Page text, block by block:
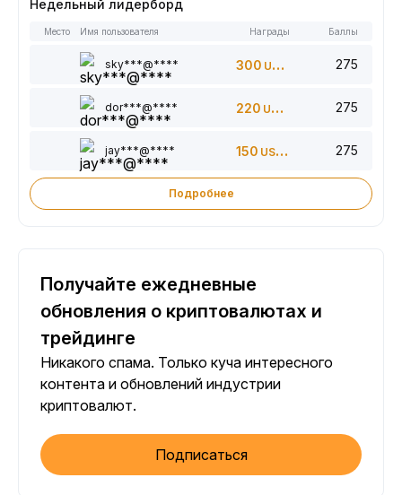
Недельный лидерборд
Место Имя пользователя Награды Баллы
sky***@**** 300 USDT 275
dor***@**** 220 USDT 275
jay***@**** 150 USDT 275
Подробнее
Получайте ежедневные
обновления о криптовалютах и
трейдинге
Никакого спама. Только куча интересного
контента и обновлений индустрии
криптовалют.
Подписаться